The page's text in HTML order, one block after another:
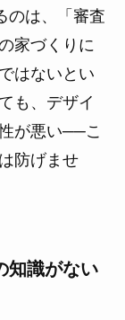
のは、「審査
家づくりに
はないとい
も、デザイ
が悪い──こ
防げませ
知識がない